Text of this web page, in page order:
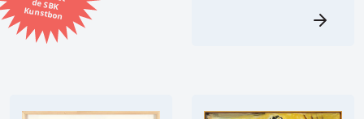
Kunstbon
Kunstenaar